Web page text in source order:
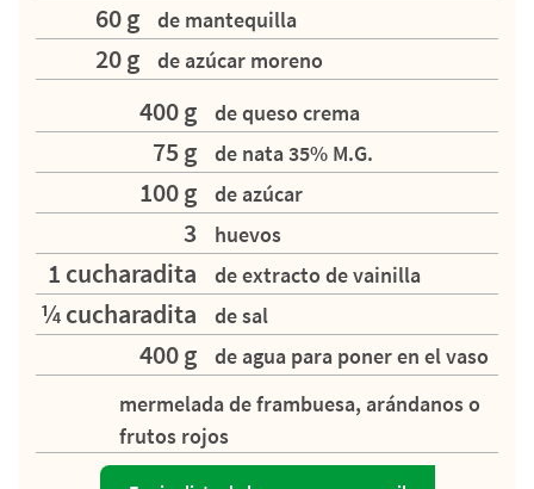
60 g de mantequilla
20 g de azúcar moreno
400 g de queso crema
75 g de nata 35% M.G.
100 g de azúcar
3 huevos
1 cucharadita de extracto de vainilla
¼ cucharadita de sal
400 g
de agua para poner en el vaso
mermelada de frambuesa, arándanos o
frutos rojos